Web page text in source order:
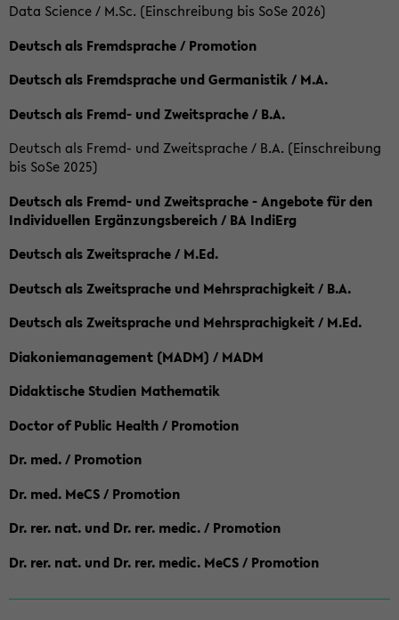
Data Science / M.Sc. (Einschreibung bis SoSe 2026)
Deutsch als Fremdsprache / Promotion
Deutsch als Fremdsprache und Germanistik / M.A.
Deutsch als Fremd- und Zweitsprache / B.A.
Deutsch als Fremd- und Zweitsprache / B.A. (Einschreibung
bis SoSe 2025)
Deutsch als Fremd- und Zweitsprache - Angebote für den
Individuellen Ergänzungsbereich / BA IndiErg
Deutsch als Zweitsprache / M.Ed.
Deutsch als Zweitsprache und Mehrsprachigkeit / B.A.
Deutsch als Zweitsprache und Mehrsprachigkeit / M.Ed.
Diakoniemanagement (MADM) / MADM
Didaktische Studien Mathematik
Doctor of Public Health / Promotion
Dr. med. / Promotion
Dr. med. MeCS / Promotion
Dr. rer. nat. und Dr. rer. medic. / Promotion
Dr. rer. nat. und Dr. rer. medic. MeCS / Promotion